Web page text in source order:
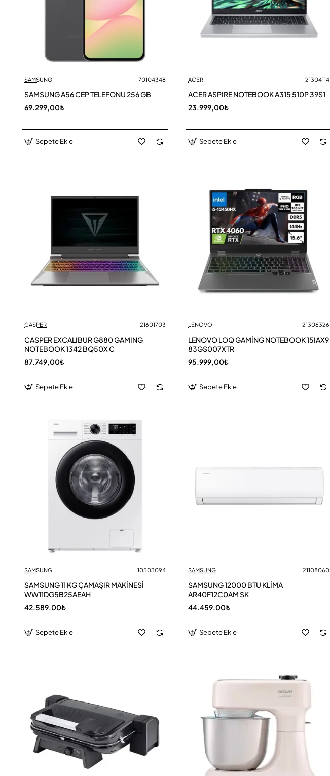
SAMSUNG 70104348
SAMSUNG A56 CEP TELEFONU 256 GB
69.299,00₺
Sepete Ekle
ACER 21304114
ACER ASPIRE NOTEBOOK A315 510P 39S1
23.999,00₺
Sepete Ekle
CASPER 21601703
CASPER EXCALIBUR G880 GAMING
NOTEBOOK 1342 BQ50X C
87.749,00₺
Sepete Ekle
LENOVO 21306326
LENOVO LOQ GAMİNG NOTEBOOK 15IAX9
83GS007XTR
95.999,00₺
Sepete Ekle
SAMSUNG 10503094
SAMSUNG 11 KG ÇAMAŞIR MAKİNESİ
WW11DG5B25AEAH
42.589,00₺
Sepete Ekle
SAMSUNG 21108060
SAMSUNG 12000 BTU KLİMA
AR40F12C0AM SK
44.459,00₺
Sepete Ekle